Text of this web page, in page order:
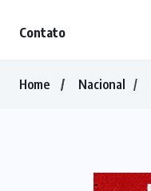
Contato
Home Nacional